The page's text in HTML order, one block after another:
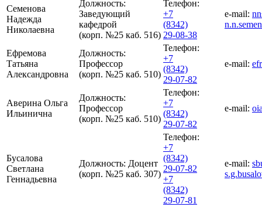
Семенова
Надежда
Николаевна
Должность:
Заведующий
кафедрой
(корп. №25 каб. 516)
Телефон:
+7
(8342)
29-08-38
e-mail:
Ефремова
Татьяна
Александровна
Должность:
Профессор
(корп. №25 каб. 510)
Телефон:
+7
(8342)
29-07-82
e-mail:
Аверина Ольга
Ильинична
Должность:
Профессор
(корп. №25 каб. 510)
Телефон:
+7
(8342)
29-07-82
e-mail:
Бусалова
Светлана
Геннадьевна
Должность: Доцент
(корп. №25 каб. 307)
Телефон:
+7
(8342)
29-07-82
+7
(8342)
29-07-81
e-mail: